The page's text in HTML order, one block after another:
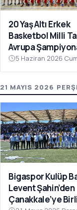
20 Yaş Altı Erkek
Basketbol Milli
Avrupa
Hazırlıkları İçin
Çanakkale’de
5 Haziran 2026
21 MAYIS 2026
Bigaspor Kulüp
Levent Şahin’den
Çanakkale’ye